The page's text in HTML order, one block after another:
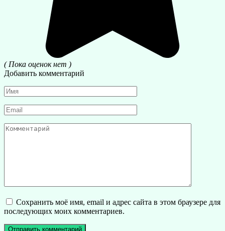
( Пока оценок нет )
Добавить комментарий
Имя
*
Email
*
Комментарий
Сохранить моё имя, email и адрес сайта в этом браузере для
последующих моих комментариев.